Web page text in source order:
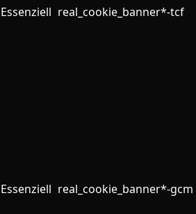
Essenziell real_cookie_banner*-tcf
Essenziell real_cookie_banner*-gcm